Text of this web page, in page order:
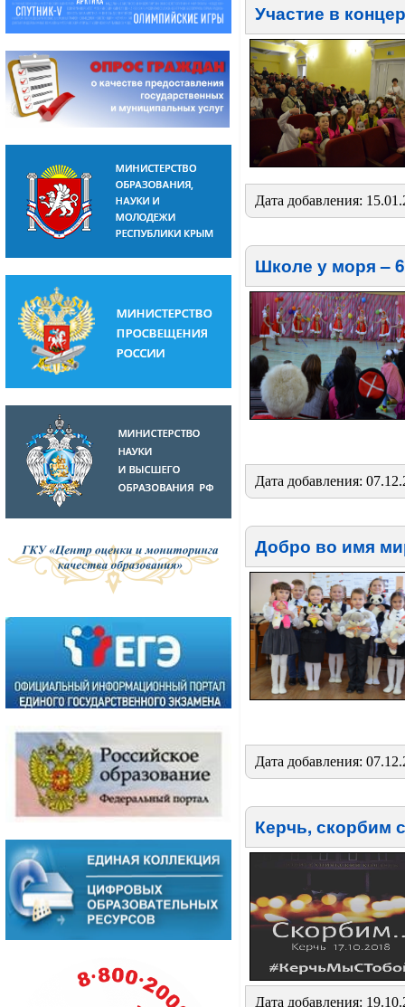
Участие в
Дата добавления:
Школе у моря –
Дата добавления:
Добро во имя
Дата добавления:
Керчь, скорбим
Дата добавления: